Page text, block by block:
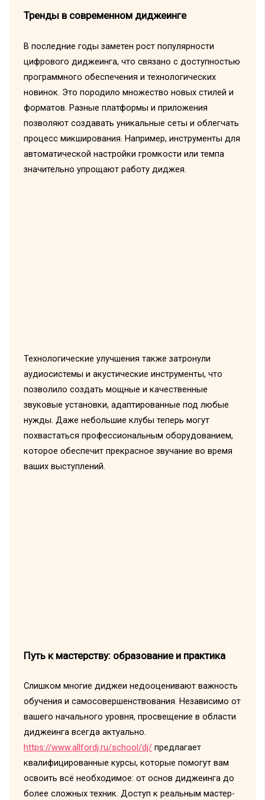
Тренды в современном диджеинге
В последние годы заметен рост популярности
цифрового диджеинга, что связано с доступностью
программного обеспечения и технологических
новинок. Это породило множество новых стилей и
форматов. Разные платформы и приложения
позволяют создавать уникальные сеты и облегчать
процесс микширования. Например, инструменты для
автоматической настройки громкости или темпа
значительно упрощают работу диджея.
Технологические улучшения также затронули
аудиосистемы и акустические инструменты, что
позволило создать мощные и качественные
звуковые установки, адаптированные под любые
нужды. Даже небольшие клубы теперь могут
похвастаться профессиональным оборудованием,
которое обеспечит прекрасное звучание во время
ваших выступлений.
Путь к мастерству: образование и практика
Слишком многие диджеи недооценивают важность
обучения и самосовершенствования. Независимо от
вашего начального уровня, просвещение в области
диджеинга всегда актуально.
https://www.allfordj.ru/school/dj/предлагает
квалифицированные курсы, которые помогут вам
освоить всё необходимое: от основ диджеинга до
более сложных техник. Доступ к реальным мастер-